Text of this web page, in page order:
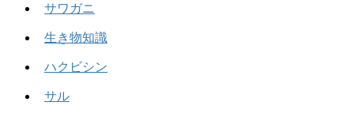
サワガニ
生き物知識
ハクビシン
サル